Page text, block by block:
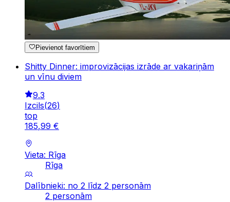
Pievienot favorītiem
Shitty Dinner: improvizācijas izrāde ar vakariņām
un vīnu diviem
9.3
Izcils(26)
top
185,99 €
Vieta: Rīga
Rīga
Dalībnieki: no 2 līdz 2 personām
2 personām